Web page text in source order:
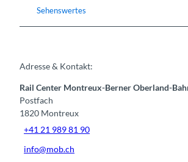
Sehenswertes
Adresse & Kontakt:
Rail Center Montreux-Berner Oberland-
Postfach
1820 Montreux
+41 21 989 81 90
info@mob.ch